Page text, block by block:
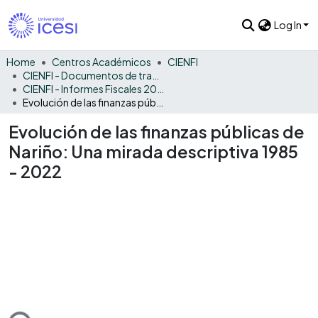
Log In
Home Centros Académicos
CIENFI
Evolución de las finanzas públicas de
Nariño: Una mirada descriptiva 1985
- 2022